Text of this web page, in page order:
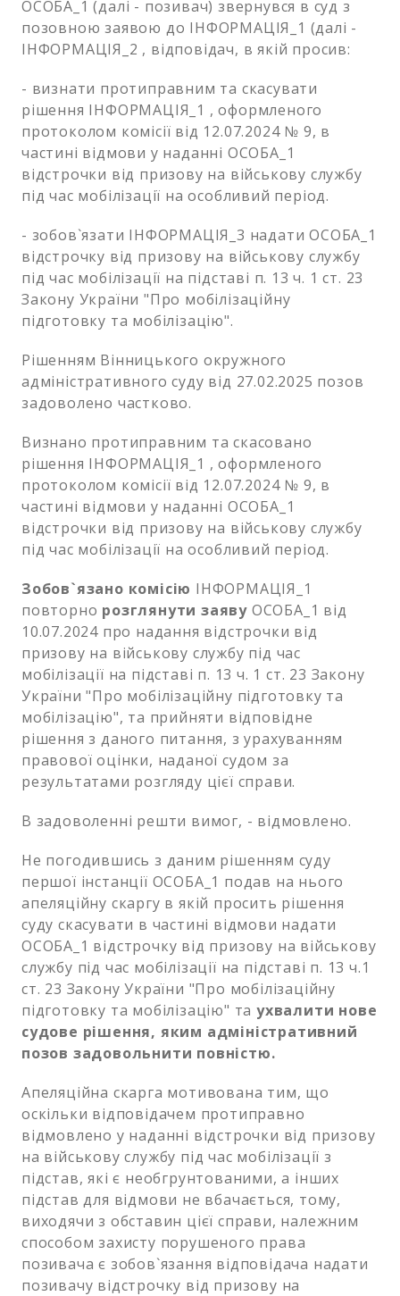
ОСОБА_1 (далі - позивач) звернувся в суд з
позовною заявою до ІНФОРМАЦІЯ_1 (далі -
ІНФОРМАЦІЯ_2 , відповідач, в якій просив:
- визнати протиправним та скасувати
рішення ІНФОРМАЦІЯ_1 , оформленого
протоколом комісії від 12.07.2024 № 9, в
частині відмови у наданні ОСОБА_1
відстрочки від призову на військову службу
під час мобілізації на особливий період.
- зобов`язати ІНФОРМАЦІЯ_3 надати ОСОБА_1
відстрочку від призову на військову службу
під час мобілізації на підставі п. 13 ч. 1 ст. 23
Закону України "Про мобілізаційну
підготовку та мобілізацію".
Рішенням Вінницького окружного
адміністративного суду від 27.02.2025 позов
задоволено частково.
Визнано протиправним та скасовано
рішення ІНФОРМАЦІЯ_1 , оформленого
протоколом комісії від 12.07.2024 № 9, в
частині відмови у наданні ОСОБА_1
відстрочки від призову на військову службу
під час мобілізації на особливий період.
Зобов`язано комісію ІНФОРМАЦІЯ_1
повторно розглянути заяву ОСОБА_1 від
10.07.2024 про надання відстрочки від
призову на військову службу під час
мобілізації на підставі п. 13 ч. 1 ст. 23 Закону
України "Про мобілізаційну підготовку та
мобілізацію", та прийняти відповідне
рішення з даного питання, з урахуванням
правової оцінки, наданої судом за
результатами розгляду цієї справи.
В задоволенні решти вимог, - відмовлено.
Не погодившись з даним рішенням суду
першої інстанції ОСОБА_1 подав на нього
апеляційну скаргу в якій просить рішення
суду скасувати в частині відмови надати
ОСОБА_1 відстрочку від призову на військову
службу під час мобілізації на підставі п. 13 ч.1
ст. 23 Закону України "Про мобілізаційну
підготовку та мобілізацію" та ухвалити нове
судове рішення, яким адміністративний
позов задовольнити повністю.
Апеляційна скарга мотивована тим, що
оскільки відповідачем протиправно
відмовлено у наданні відстрочки від призову
на військову службу під час мобілізації з
підстав, які є необгрунтованими, а інших
підстав для відмови не вбачається, тому,
виходячи з обставин цієї справи, належним
способом захисту порушеного права
позивача є зобов`язання відповідача надати
позивачу відстрочку від призову на